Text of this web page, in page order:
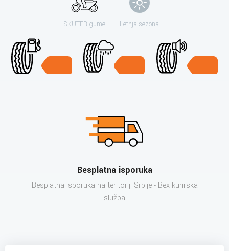
SKUTER gume Letnja sezona
Besplatna isporuka
Besplatna isporuka na teritoriji Srbije - Bex kurirska
služba